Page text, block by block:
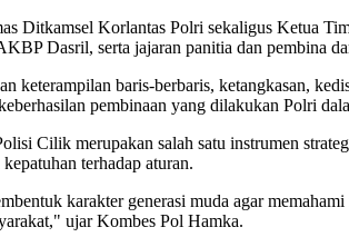
Ditkamsel Korlantas Polri sekaligus Ketua
Dasril, serta jajaran panitia dan pembina
keterampilan baris-berbaris, ketangkasan,
pembinaan yang dilakukan Polri
Cilik merupakan salah satu instrumen
terhadap aturan.
karakter generasi muda agar
ujar Kombes Pol Hamka.